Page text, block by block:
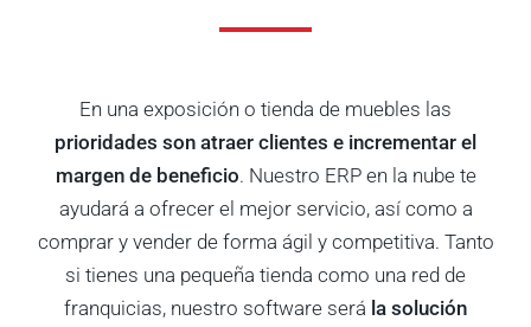
En una exposición o tienda de muebles las
prioridades son atraer clientes e incrementar el
margen de beneficio. Nuestro ERP en la nube te
ayudará a ofrecer el mejor servicio, así como a
comprar y vender de forma ágil y competitiva. Tanto
si tienes una pequeña tienda como una red de
franquicias, nuestro software será la solución